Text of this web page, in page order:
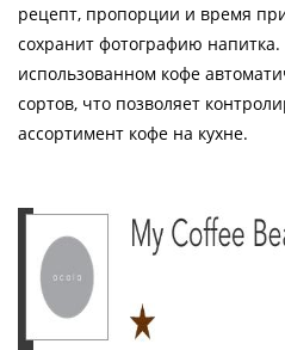
рецепт, пропорции и время
сохранит фотографию
использованном кофе
сортов, что позволяет
ассортимент кофе на кухне.